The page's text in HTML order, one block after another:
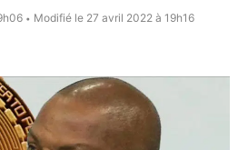
• Modifié le 27 avril 2022 à 19h16